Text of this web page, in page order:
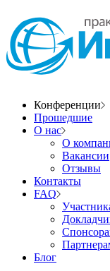
Конференции
Прошедшие
О нас
О
Вакансии
Отзывы
Контакты
FAQ
Блог